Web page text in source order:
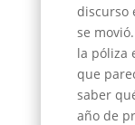
discurso
se
la póliza
que
saber
año de